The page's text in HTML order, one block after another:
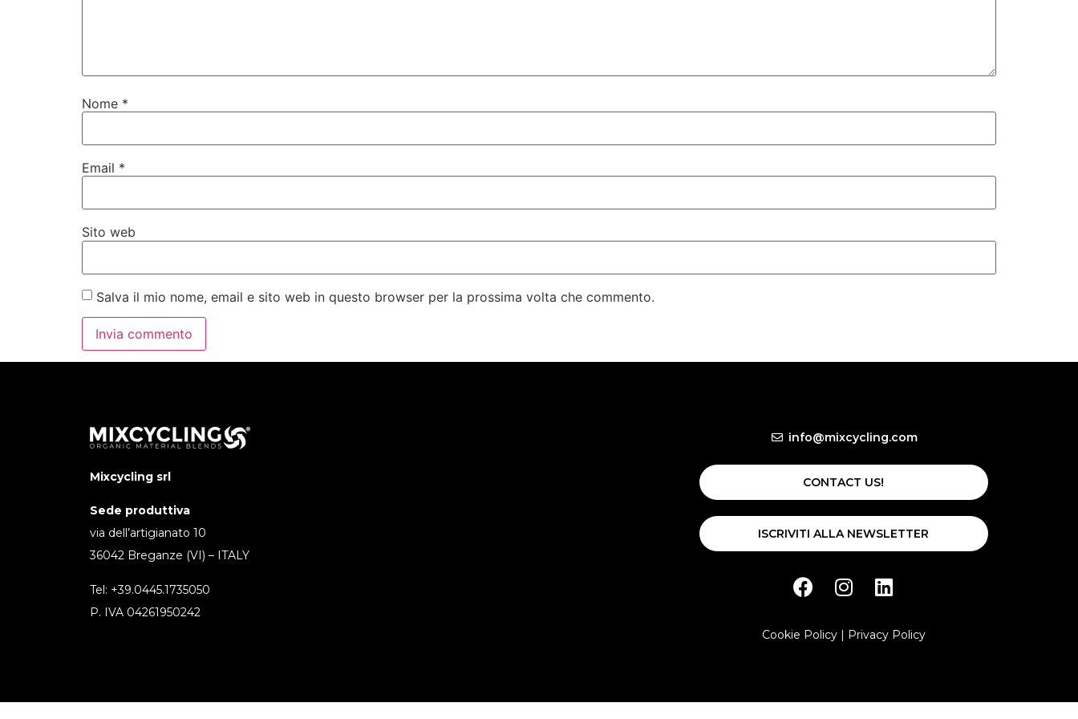
Nome *
Email *
Sito web
Salva il mio nome, email e sito web in questo browser per la prossima volta che commento.
Mixcycling srl
Sede produttiva
via dell’artigianato 10
36042 Breganze (VI) – ITALY
Tel: +39.0445.1735050
P. IVA 04261950242
info@mixcycling.com
CONTACT US!
ISCRIVITI ALLA NEWSLETTER
Cookie Policy| Privacy Policy